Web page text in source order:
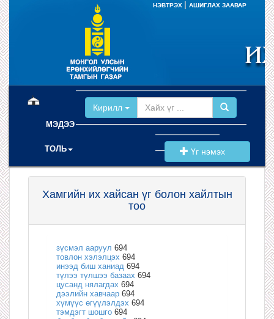
НЭВТРЭХ АШИГЛАХ ЗААВАР
МЭДЭЭ
ТОЛЬ
Кирилл
Үг нэмэх
Хамгийн их хайсан үг болон хайлтын
тоо
зүсмэл ааруул 694
товлон хэлэлцэх 694
инээд биш ханиад 694
түлээ түлшээ базаах 694
цусанд нялагдах 694
дээлийн хавчаар 694
хүмүүс өгүүлэлдэх 694
тэмдэгт шошго 694